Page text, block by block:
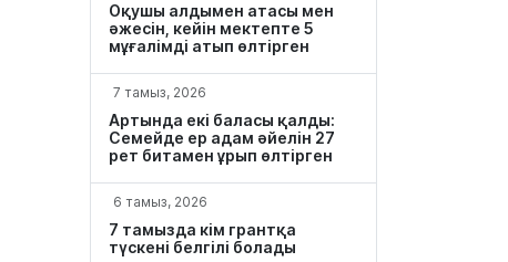
Оқушы алдымен атасы мен
әжесін, кейін мектепте 5
мұғалімді атып өлтірген
7 тамыз, 2026
Артында екі баласы қалды:
Семейде ер адам әйелін 27
рет битамен ұрып өлтірген
6 тамыз, 2026
7 тамызда кім грантқа
түскені белгілі болады